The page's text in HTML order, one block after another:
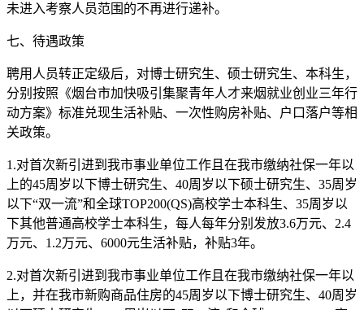
未进入考察人员范围的不再进行递补。
七、待遇政策
聘用人员转正定级后，对博士研究生、硕士研究生、本科生，
分别按照《烟台市加快吸引集聚青年人才来烟就业创业三年行
动方案》标准兑现生活补贴、一次性购房补贴、户口落户等相
关政策。
1.对首次新引进到我市事业单位工作且在我市缴纳社保一年以
上的45周岁以下博士研究生、40周岁以下硕士研究生、35周岁
以下“双一流”和全球TOP200(QS)高校学士本科生、35周岁以
下其他普通高校学士本科生，每人每年分别发放3.6万元、2.4
万元、1.2万元、6000元生活补贴，补贴3年。
2.对首次新引进到我市事业单位工作且在我市缴纳社保一年以
上，并在我市新购商品住房的45周岁以下博士研究生、40周岁